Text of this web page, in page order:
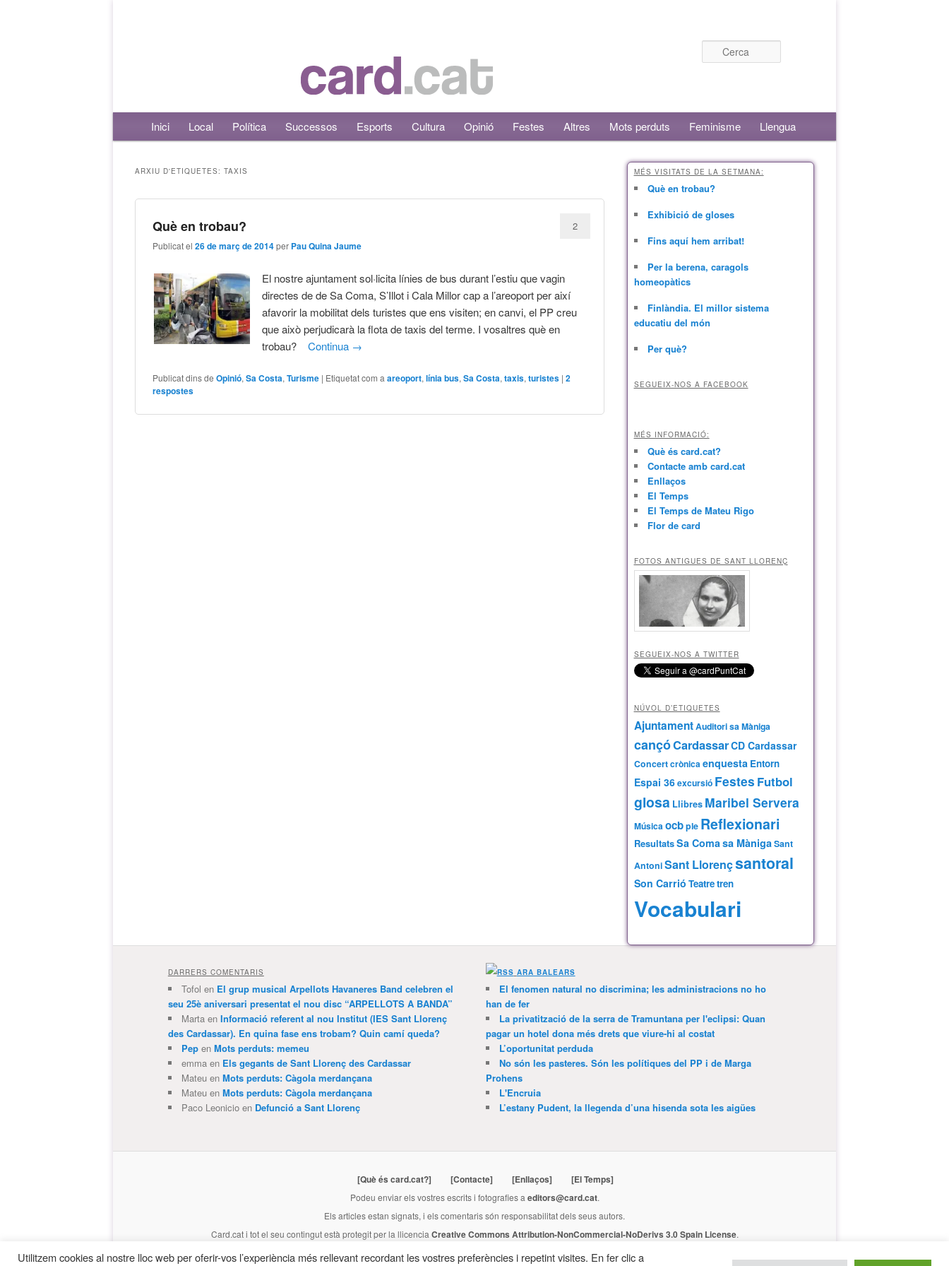
Menú principalAneu al contingut principal
Aneu al contingut secundari
Inici Local Política Successos Esports Cultura Opinió Festes Altres Mots perduts Feminisme Llengua
ARXIU D'ETIQUETES: TAXIS
Què en trobau?
Publicat el26 de març de 2014per Pau Quina Jaume
2
El nostre ajuntament sol·licita línies de bus durant l’estiu que vagin
directes de de Sa Coma, S’Illot i Cala Millor cap a l’areoport per així
afavorir la mobilitat dels turistes que ens visiten; en canvi, el PP creu
que això perjudicarà la flota de taxis del terme. I vosaltres què en
trobau?Continua →
Publicat dins de Opinió,Sa Costa,Turisme | Etiquetat com a areoport,línia bus,Sa Costa,taxis,turistes |2
respostes
MÉS VISITATS DE LA SETMANA:
Què en trobau?
Exhibició de gloses
Fins aquí hem arribat!
Per la berena, caragols
homeopàtics
Finlàndia. El millor sistema
educatiu del món
Per què?
SEGUEIX-NOS A FACEBOOK
MÉS INFORMACIÓ:
Què és card.cat?
Contacte amb card.cat
Enllaços
El Temps
El Temps de Mateu Rigo
Flor de card
FOTOS ANTIGUES DE SANT LLORENÇ
SEGUEIX-NOS A TWITTER
NÚVOL D’ETIQUETES
AjuntamentAuditori sa Màniga
cançóCardassarCD Cardassar
Concertcrònicaenquesta Entorn
Espai 36excursió Festes Futbol
glosa Llibres Maribel Servera
Músicaocbple Reflexionari
ResultatsSa Comasa MànigaSant
AntoniSant Llorençsantoral
Son Carrió Teatretren
Vocabulari
DARRERS COMENTARIS
Tofol en El grup musical Arpellots Havaneres Band celebren el
seu 25è aniversari presentat el nou disc “ARPELLOTS A BANDA”
Martaen Informació referent al nou Institut (IES Sant Llorenç
des Cardassar). En quina fase ens trobam? Quin camí queda?
Pepen Mots perduts: memeu
emmaen Els gegants de Sant Llorenç des Cardassar
Mateuen Mots perduts: Càgola merdançana
Mateuen Mots perduts: Càgola merdançana
Paco Leonicioen Defunció a Sant Llorenç
ARA BALEARS
El fenomen natural no discrimina; les administracions no ho
han de fer
La privatització de la serra de Tramuntana per l'eclipsi: Quan
pagar un hotel dona més drets que viure-hi al costat
L’oportunitat perduda
No són les pasteres. Són les polítiques del PP i de Marga
Prohens
L'Encruia
L’estany Pudent, la llegenda d’una hisenda sota les aigües
[Què és card.cat?] [Contacte] [Enllaços] [El Temps]
Podeu enviar els vostres escrits i fotografies a editors@card.cat.
Els articles estan signats, i els comentaris són responsabilitat dels seus autors.
Card.cati tot el seu contingut està protegit per la llicencia Creative Commons Attribution-NonCommercial-NoDerivs 3.0 Spain License.
Publicació membre de
l'Associació de Premsa Forana de Mallorca
Utilitzem cookies al nostre lloc web per oferir-vos l’experiència més rellevant recordant les vostres preferències i repetint visites. En fer clic a